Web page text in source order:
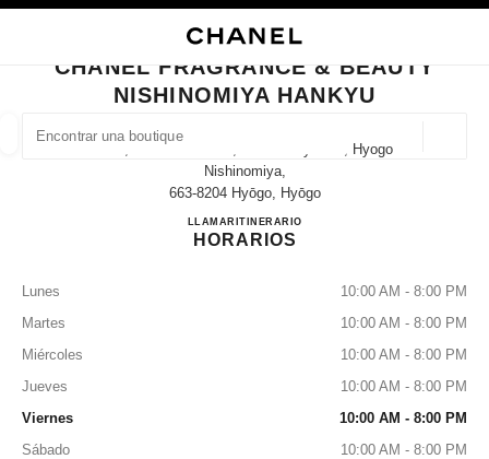
BUSCAR UNA BOUTIQUE
las sugerencias se muestran debajo de esta barra de búsqueda
0 Sugerencias disponibles
CERRAR TARJETA DE BOUTIQUE CHANEL FRAGRANCE & BEAUTY
CHANEL FRAGRANCE & BEAUTY
NISHINOMIYA HANKYU
14-1, Takamatsu-Cho, Nishinomiya-Shi, Hyogo
Nishinomiya,
663-8204 Hyōgo, Hyōgo
LLAMAR080-9588-1308
ITINERARIOCHANEL FRAGRANCE &
HORARIOS
Lunes
10:00 AM - 8:00 PM
Martes
10:00 AM - 8:00 PM
Miércoles
10:00 AM - 8:00 PM
Jueves
10:00 AM - 8:00 PM
Viernes
10:00 AM - 8:00 PM
Sábado
10:00 AM - 8:00 PM
resultado de los filtros por: RELOJERÍA Y JOYERÍA